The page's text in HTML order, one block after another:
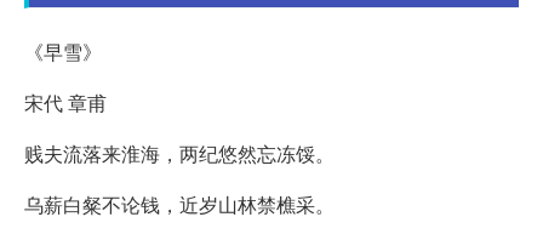
《早雪》
宋代 章甫
贱夫流落来淮海，两纪悠然忘冻馁。
乌薪白粲不论钱，近岁山林禁樵采。